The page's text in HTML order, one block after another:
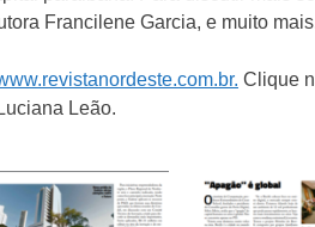
Francilene Garcia, e muito
Clique
Leão.